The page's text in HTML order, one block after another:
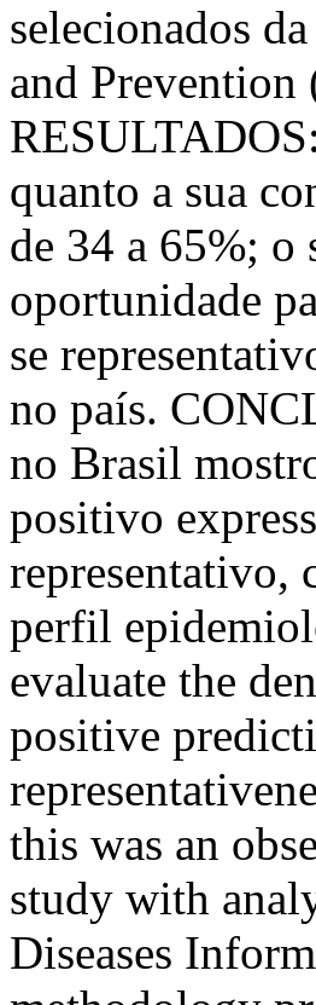
selecionados
and
quanto a sua
de 34 a 65%; o
oportunidade
se
no país.
no Brasil
positivo
representativo,
perfil
evaluate the
positive
this was an
study with
Diseases